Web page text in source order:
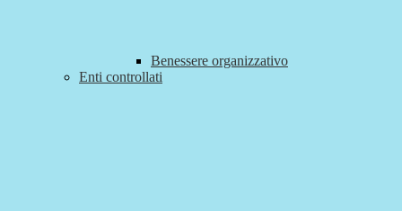
Benessere organizzativo
Enti controllati